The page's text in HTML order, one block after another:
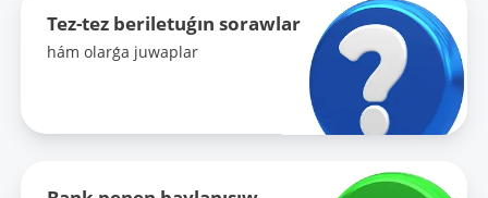
Tez-tez beriletuǵın sorawlar
hám olarǵa juwaplar